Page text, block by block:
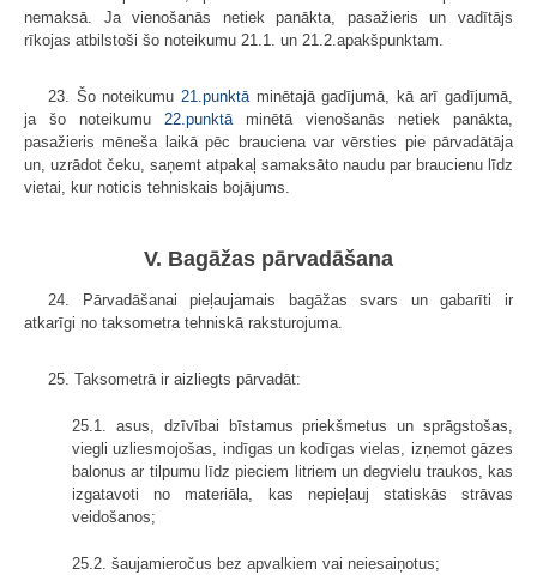
nemaksā. Ja vienošanās netiek panākta, pasažieris un vadītājs
rīkojas atbilstoši šo noteikumu 21.1. un 21.2.apakšpunktam.
23. Šo noteikumu 21.punktāminētajā gadījumā, kā arī gadījumā,
ja šo noteikumu 22.punktā minētā vienošanās netiek panākta,
pasažieris mēneša laikā pēc brauciena var vērsties pie pārvadātāja
un, uzrādot čeku, saņemt atpakaļ samaksāto naudu par braucienu līdz
vietai, kur noticis tehniskais bojājums.
V. Bagāžas pārvadāšana
24. Pārvadāšanai pieļaujamais bagāžas svars un gabarīti ir
atkarīgi no taksometra tehniskā raksturojuma.
25. Taksometrā ir aizliegts pārvadāt:
25.1. asus, dzīvībai bīstamus priekšmetus un sprāgstošas,
viegli uzliesmojošas, indīgas un kodīgas vielas, izņemot gāzes
balonus ar tilpumu līdz pieciem litriem un degvielu traukos, kas
izgatavoti no materiāla, kas nepieļauj statiskās strāvas
veidošanos;
25.2. šaujamieročus bez apvalkiem vai neiesaiņotus;